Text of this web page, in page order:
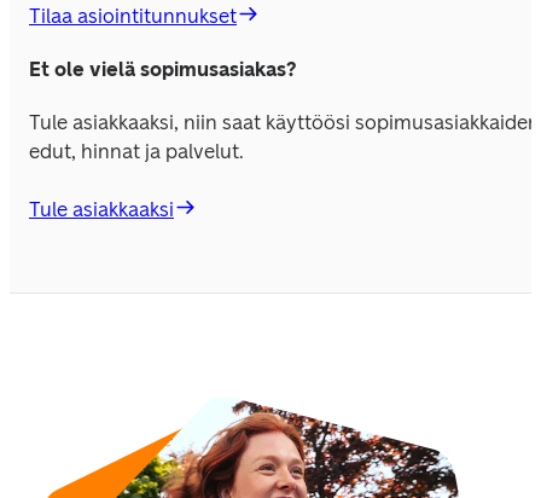
Tilaa asiointitunnukset
Et ole vielä sopimusasiakas?
Tule asiakkaaksi, niin saat käyttöösi sopimusasiakkaiden
edut, hinnat ja palvelut.
Tule asiakkaaksi